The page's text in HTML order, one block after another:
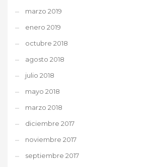
marzo 2019
enero 2019
octubre 2018
agosto 2018
julio 2018
mayo 2018
marzo 2018
diciembre 2017
noviembre 2017
septiembre 2017